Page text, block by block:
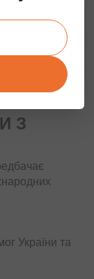
режимом);
З
України та